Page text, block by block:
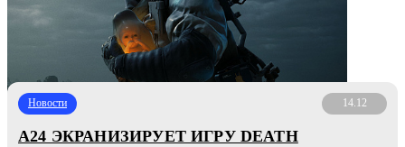
Новости 14.12
A24 ЭКРАНИЗИРУЕТ ИГРУ DEATH